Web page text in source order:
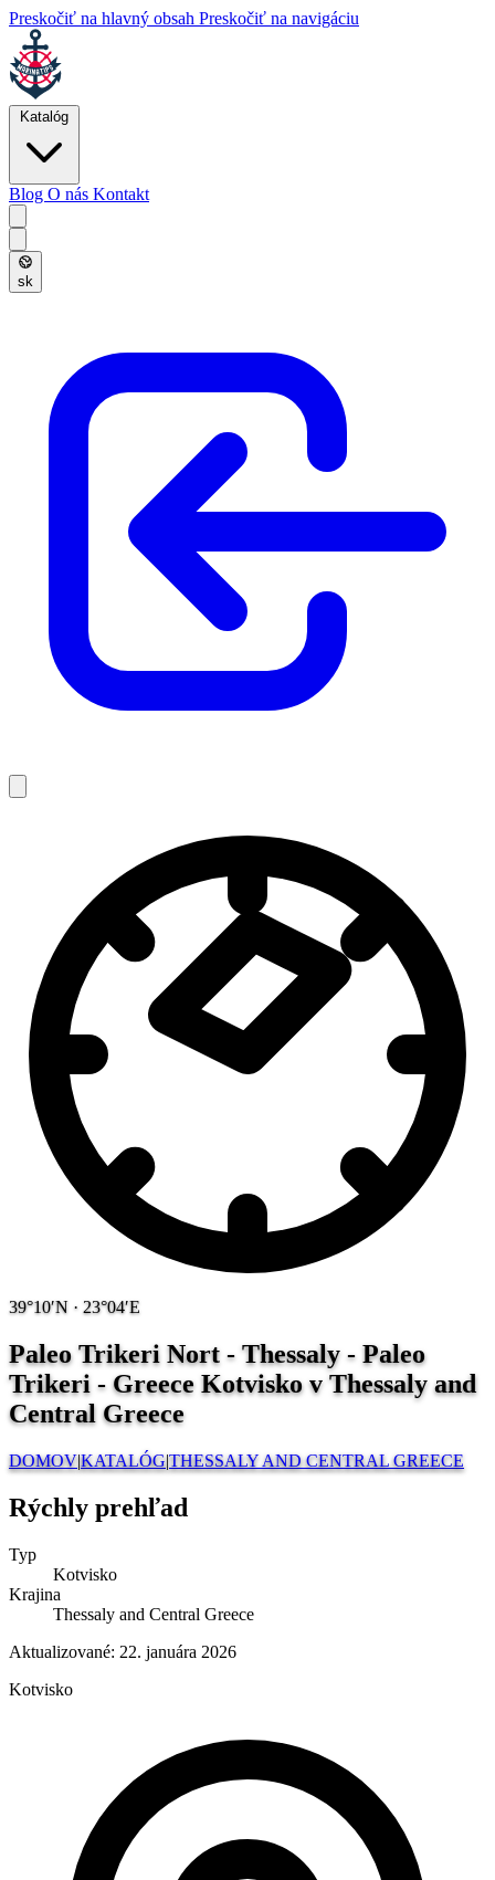
Preskočiť na hlavný obsah Preskočiť na navigáciu
Katalóg
Blog O nás Kontakt
sk
39°10′N · 23°04′E
Paleo Trikeri Nort - Thessaly - Paleo
Trikeri - Greece Kotvisko v Thessaly and
Central Greece
DOMOV|KATALÓG|THESSALY AND CENTRAL GREECE
Rýchly prehľad
Typ
Kotvisko
Krajina
Thessaly and Central Greece
Aktualizované: 22. januára 2026
Kotvisko